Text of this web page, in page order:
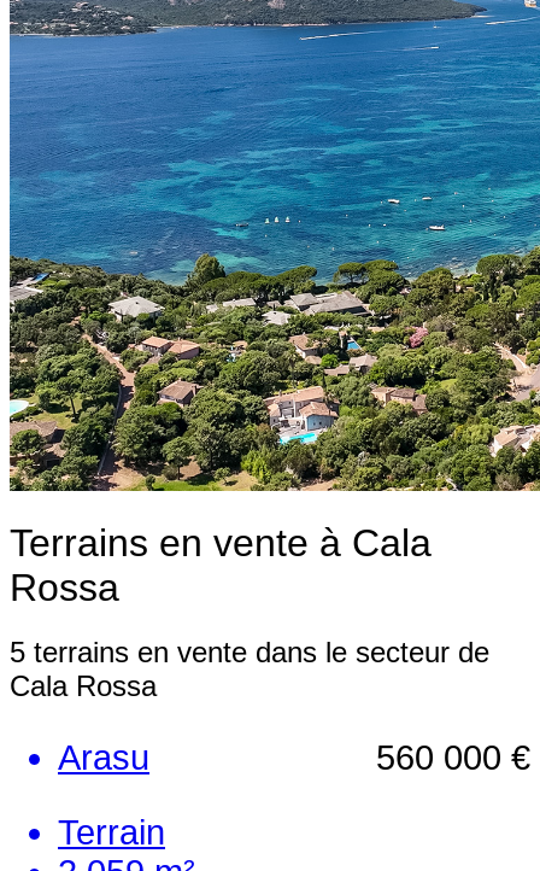
Terrains en vente à Cala
Rossa
5 terrains en vente dans le secteur de
Cala Rossa
560 000 €
Arasu
Terrain